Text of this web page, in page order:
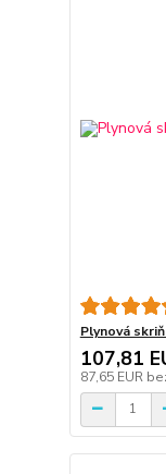
Plynová
107,81
87,65 EUR